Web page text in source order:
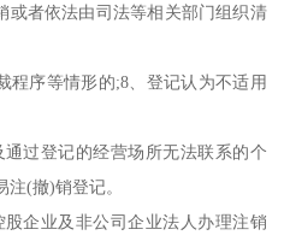
或者依法由司法等相关部门组织清
程序等情形的;8、登记认为不适用
过登记的经营场所无法联系的个
(撤)销登记。
企业及非公司企业法人办理注销